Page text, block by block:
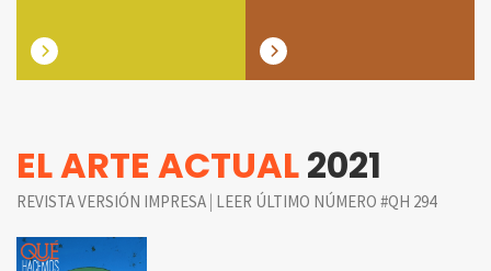
EL ARTE ACTUAL2021
REVISTA VERSIÓN IMPRESA | LEER ÚLTIMO NÚMERO #QH 294